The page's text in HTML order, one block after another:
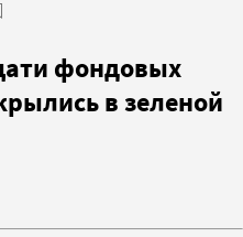
фондовых
в зеленой